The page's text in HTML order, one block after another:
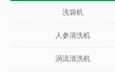
洗袋机
人参清洗机
涡流清洗机